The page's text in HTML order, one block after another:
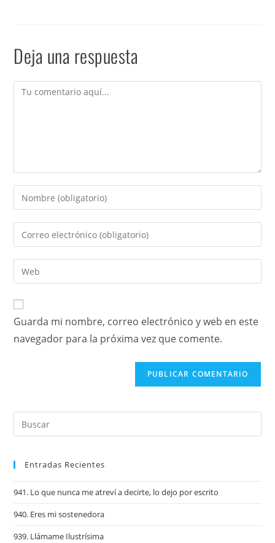
Deja una respuesta
Guarda mi nombre, correo electrónico y web en este
navegador para la próxima vez que comente.
Entradas Recientes
941. Lo que nunca me atreví a decirte, lo dejo por escrito
940. Eres mi sostenedora
939. Llámame Ilustrísima